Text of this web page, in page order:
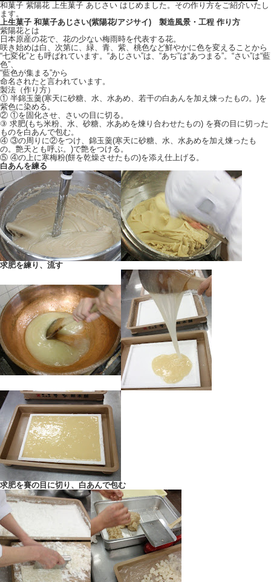
和菓子 紫陽花 上生菓子 あじさい はじめました。その作り方をご紹介いたし
ます。
上生菓子 和菓子あじさい(紫陽花/アジサイ) 製造風景・工程 作り方
紫陽花とは
日本原産の花で、花の少ない梅雨時を代表する花。
咲き始めは白、次第に、緑、青、紫、桃色など鮮やかに色を変えることから
“七変化”とも呼ばれています。“あじさい”は、“あぢ”は“あつまる”。“さい”は“藍
色”、
“藍色が集まる”から
命名されたと言われています。
製法（作り方）
① 半錦玉羹(寒天に砂糖、水、水あめ、若干の白あんを加え煉ったもの。)を
紫色に染める。
② ①を固化させ、さいの目に切る。
③ 求肥(もち米粉、水、砂糖、水あめを煉り合わせたもの) を賽の目に切った
ものを白あんで包む。
④ ③の周りに②をつけ、錦玉羹(寒天に砂糖、水、水あめを加え煉ったも
の。艶天とも呼ぶ。)で艶をつける。
⑤ ④の上に寒梅粉(餅を乾燥させたもの)を添え仕上げる。
白あんを練る
求肥を練り、流す
求肥を賽の目に切り、白あんで包む